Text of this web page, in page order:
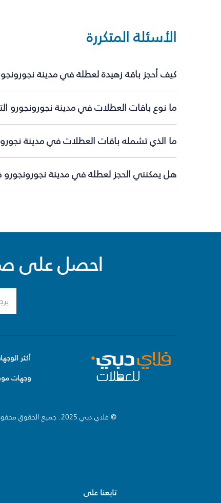
الأسئلة المتكررة
كيف أحجز باقة زهيدة لعطلة في مدينة
ما نوع باقات العطلات في مدينة نجورونجورو
ما الذي تشمله باقات العطلات في مدينة
هل يمكنني الحجز لعطلة في مدينة نجورونجورو
احصل على
أكثر
وجهات
© فلاي دبي 2025. جميع الحقوق محفوظة.
تابعنا على